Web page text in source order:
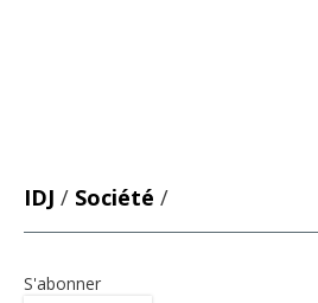
IDJ / Société /
S'abonner